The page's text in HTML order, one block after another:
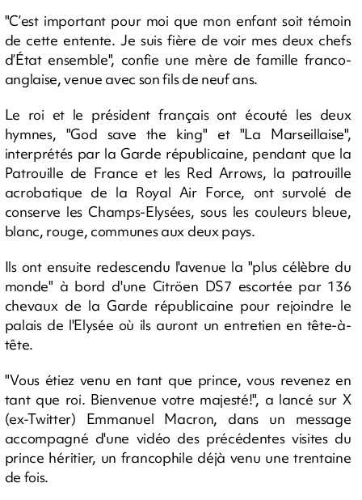
"C’est important pour moi que mon enfant soit témoin
de cette entente. Je suis fière de voir mes deux chefs
d’État ensemble", confie une mère de famille franco-
anglaise, venue avec son fils de neuf ans.
Le roi et le président français ont écouté les deux
hymnes, "God save the king" et "La Marseillaise",
interprétés par la Garde républicaine, pendant que la
Patrouille de France et les Red Arrows, la patrouille
acrobatique de la Royal Air Force, ont survolé de
conserve les Champs-Elysées, sous les couleurs bleue,
blanc, rouge, communes aux deux pays.
Ils ont ensuite redescendu l'avenue la "plus célèbre du
monde" à bord d'une Citröen DS7 escortée par 136
chevaux de la Garde républicaine pour rejoindre le
palais de l'Elysée où ils auront un entretien en tête-à-
tête.
"Vous étiez venu en tant que prince, vous revenez en
tant que roi. Bienvenue votre majesté!", a lancé sur X
(ex-Twitter) Emmanuel Macron, dans un message
accompagné d'une vidéo des précédentes visites du
prince héritier, un francophile déjà venu une trentaine
de fois.